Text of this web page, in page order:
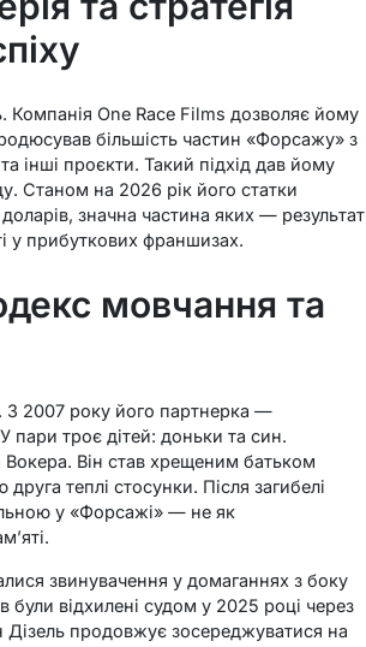
Компанія One Race Films дозволяє йому
більшість частин «Форсажу» з
інші проєкти. Такий підхід дав йому
Станом на 2026 рік його статки
значна частина яких — результат
у прибуткових франшизах.
мовчання та
З 2007 року його партнерка —
троє дітей: доньки та син.
Він став хрещеним батьком
теплі стосунки. Після загибелі
у «Форсажі» — не як
звинувачення у домаганнях з боку
були відхилені судом у 2025 році через
Дізель продовжує зосереджуватися на